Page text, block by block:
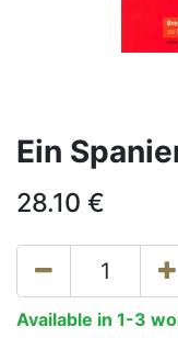
Ein
28.10 €
Available in 1-3